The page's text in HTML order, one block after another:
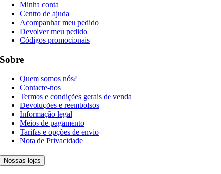
Minha conta
Centro de ajuda
Acompanhar meu pedido
Devolver meu pedido
Códigos promocionais
Sobre
Quem somos nós?
Contacte-nos
Termos e condições gerais de venda
Devoluções e reembolsos
Informação legal
Meios de pagamento
Tarifas e opções de envio
Nota de Privacidade
Nossas lojas